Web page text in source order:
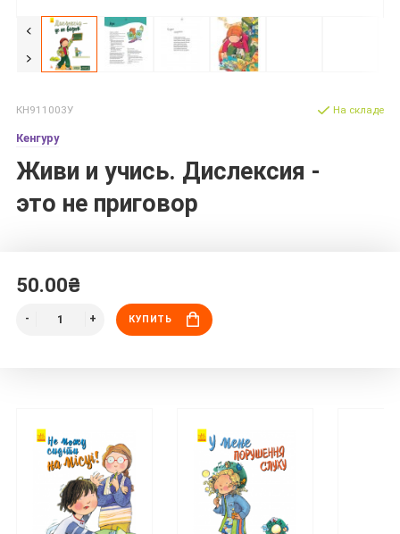
КН911003У
Кенгуру
Живи и учись. Дислексия -
это не приговор
На складе
50.00₴
КУПИТЬ